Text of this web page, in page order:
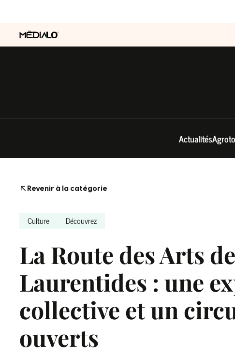
Actualités
Revenir à la catégorie
Culture Découvrez
La Route des Arts
Laurentides : une
collective et un
ouverts